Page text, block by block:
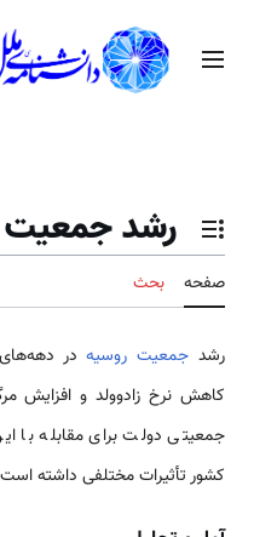
محتوامنوی اصلی
تغییر وضعیت فهرست محتویات
رشد جمعیت
صفحه بحث
رشد جمعیت روسیهدر
کاهش نرخ زادوولد و افزایش
جمعیتی دولت برای مقابله
کشور تأثیرات مختلفی داشته